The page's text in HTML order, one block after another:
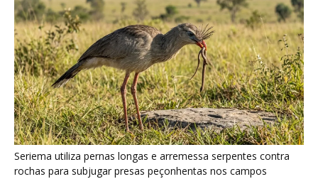
Seriema utiliza pernas longas e arremessa serpentes contra
rochas para subjugar presas peçonhentas nos campos